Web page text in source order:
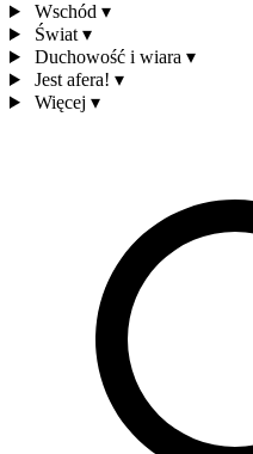
Wschód ▾
Świat ▾
Duchowość i wiara ▾
Jest afera! ▾
Więcej ▾